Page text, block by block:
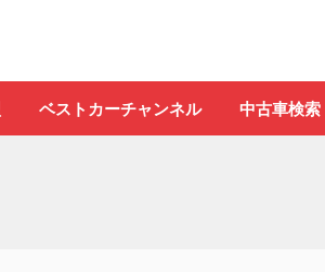
ベストカーチャンネル 中古車検索